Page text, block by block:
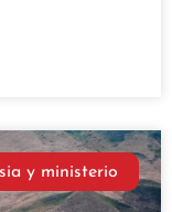
y ministerio